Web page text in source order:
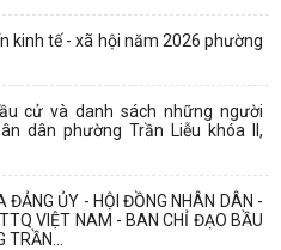
kinh tế - xã hội năm 2026 phường
cử và danh sách những người
dân phường Trần Liễu khóa II,
ỦY - HỘI ĐỒNG NHÂN DÂN -
VIỆT NAM - BAN CHỈ ĐẠO BẦU